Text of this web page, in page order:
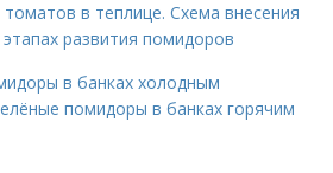
в теплице. Схема внесения
развития помидоров
в банках холодным
помидоры в банках горячим